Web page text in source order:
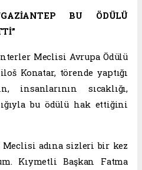
BU ÖDÜLÜ
Meclisi Avrupa Ödülü
Konatar, törende yaptığı
insanlarının sıcaklığı,
bu ödülü hak ettiğini
Meclisi adına sizleri bir kez
Kıymetli Başkan Fatma